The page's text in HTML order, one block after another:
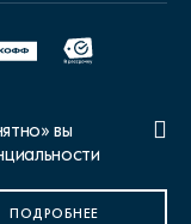
НЕТ, ИЗМЕНИТЬ
вы
ПОДРОБНЕЕ